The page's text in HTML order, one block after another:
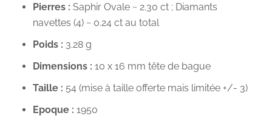
Pierres : Saphir Ovale ~ 2.30 ct ; Diamants
navettes (4) ~ 0.24 ct au total
Poids : 3.28 g
Dimensions : 10 x 16 mm tête de bague
Taille : 54 (mise à taille offerte mais limitée +/- 3)
Epoque : 1950